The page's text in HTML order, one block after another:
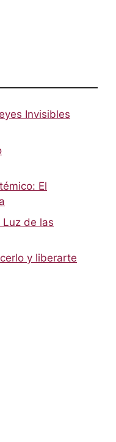
Invisibles
El
de las
y liberarte